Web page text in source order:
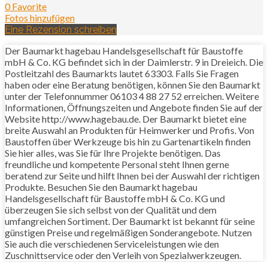
0 Favorite
Fotos hinzufügen
Eine Rezension schreiben
Der Baumarkt hagebau Handelsgesellschaft für Baustoffe
mbH & Co. KG befindet sich in der Daimlerstr. 9 in Dreieich. Die
Postleitzahl des Baumarkts lautet 63303. Falls Sie Fragen
haben oder eine Beratung benötigen, können Sie den Baumarkt
unter der Telefonnummer 06103 4 88 27 52 erreichen. Weitere
Informationen, Öffnungszeiten und Angebote finden Sie auf der
Website http://www.hagebau.de. Der Baumarkt bietet eine
breite Auswahl an Produkten für Heimwerker und Profis. Von
Baustoffen über Werkzeuge bis hin zu Gartenartikeln finden
Sie hier alles, was Sie für Ihre Projekte benötigen. Das
freundliche und kompetente Personal steht Ihnen gerne
beratend zur Seite und hilft Ihnen bei der Auswahl der richtigen
Produkte. Besuchen Sie den Baumarkt hagebau
Handelsgesellschaft für Baustoffe mbH & Co. KG und
überzeugen Sie sich selbst von der Qualität und dem
umfangreichen Sortiment. Der Baumarkt ist bekannt für seine
günstigen Preise und regelmäßigen Sonderangebote. Nutzen
Sie auch die verschiedenen Serviceleistungen wie den
Zuschnittservice oder den Verleih von Spezialwerkzeugen.